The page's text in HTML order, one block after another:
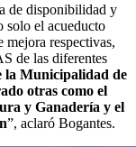
de disponibilidad y
solo el acueducto
mejora respectivas,
de las diferentes
la Municipalidad de
otras como el
y Ganadería y el
”, aclaró Bogantes.